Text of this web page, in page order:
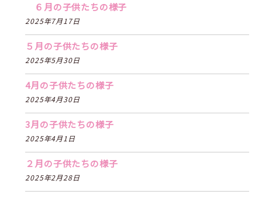
６月の子供たちの様子
2025年7月17日
５月の子供たちの様子
2025年5月30日
4月の子供たちの様子
2025年4月30日
3月の子供たちの様子
2025年4月1日
２月の子供たちの様子
2025年2月28日